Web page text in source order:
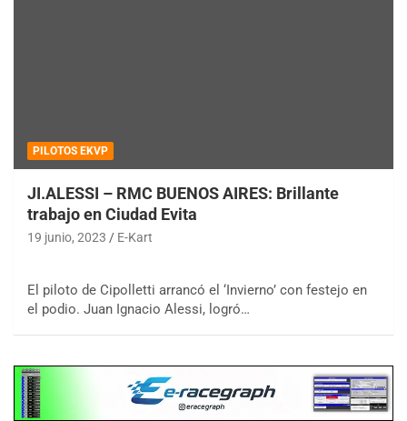
PILOTOS EKVP
JI.ALESSI – RMC BUENOS AIRES: Brillante
trabajo en Ciudad Evita
19 junio, 2023 E-Kart
El piloto de Cipolletti arrancó el ‘Invierno’ con festejo en
el podio. Juan Ignacio Alessi, logró…